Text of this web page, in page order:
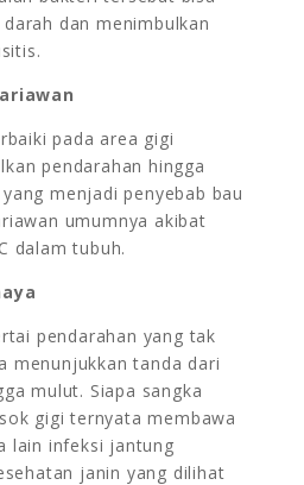
dan menimbulkan
pada area gigi
pendarahan hingga
menjadi penyebab bau
umumnya akibat
dalam tubuh.
pendarahan yang tak
menunjukkan tanda dari
mulut. Siapa sangka
gigi ternyata membawa
lain infeksi jantung
janin yang dilihat